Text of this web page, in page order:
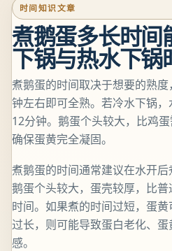
时间知识文章
煮鹅蛋多长时间
下锅与热水下锅
煮鹅蛋的时间取决于想要的熟
钟左右即可全熟。若冷水下锅
12分钟。鹅蛋个头较大，比鸡
确保蛋黄完全凝固。
煮鹅蛋的时间通常建议在水开后
鹅蛋个头较大，蛋壳较厚，比
时间。如果煮的时间过短，蛋
过长，则可能导致蛋白老化、
感。